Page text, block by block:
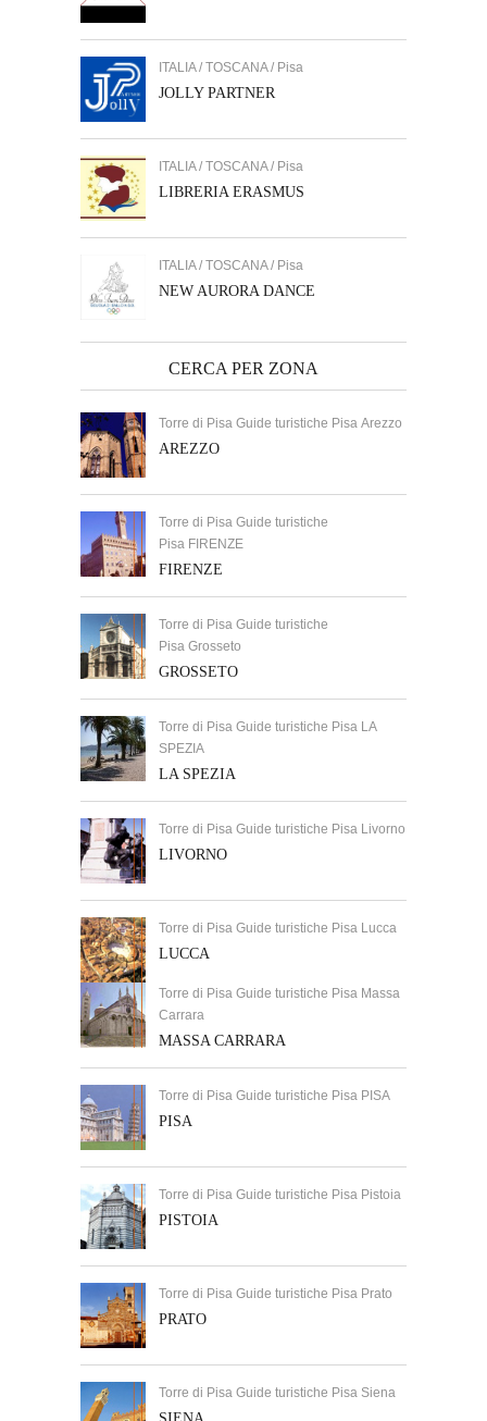
ITALIA / TOSCANA / Pisa
JOLLY PARTNER
ITALIA / TOSCANA / Pisa
LIBRERIA ERASMUS
ITALIA / TOSCANA / Pisa
NEW AURORA DANCE
CERCA PER ZONA
Torre di Pisa Guide turistiche Pisa Arezzo
AREZZO
Torre di Pisa Guide turistiche
Pisa FIRENZE
FIRENZE
Torre di Pisa Guide turistiche
Pisa Grosseto
GROSSETO
Torre di Pisa Guide turistiche Pisa LA
SPEZIA
LA SPEZIA
Torre di Pisa Guide turistiche Pisa Livorno
LIVORNO
Torre di Pisa Guide turistiche Pisa Lucca
LUCCA
Torre di Pisa Guide turistiche Pisa Massa
Carrara
MASSA CARRARA
Torre di Pisa Guide turistiche Pisa PISA
PISA
Torre di Pisa Guide turistiche Pisa Pistoia
PISTOIA
Torre di Pisa Guide turistiche Pisa Prato
PRATO
Torre di Pisa Guide turistiche Pisa Siena